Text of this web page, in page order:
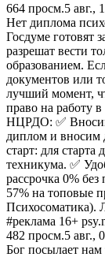
664 просм.5 авг.,
Нет диплома
Госдуме готовят
разрешат вести
образованием.
документов или
лучший момент,
право на работу
НЦРДО: ✅
диплом и
старт: для старта
техникума. ✅
рассрочка 0%
57% на топовые
Психосоматика).
#реклама 16+
482 просм.5 авг.,
Бог посылает